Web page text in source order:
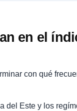
en el
con qué
del Este y los